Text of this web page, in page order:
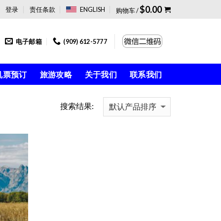
登录 责任条款 ENGLISH 购物车 /$0.00
电子邮箱 (909) 612-5777
票预订 旅游攻略 关于我们 联系我们
搜索结果:
Add to